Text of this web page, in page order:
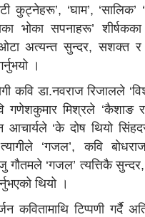
कुट्नेहरू’, ‘घाम’,
भोका सपनाहरू’
अत्यन्त सुन्दर, सशक्त र
।
कवि डा.नवराज रिजालले
गणेशकुमार मिश्रले ‘कैशाङ र
आचार्यले ‘के दोष थियो
‘गजल’, कवि
गौतमले ‘गजल’ त्यत्तिकै
थियो ।
कवितामाथि टिप्पणी गर्दै